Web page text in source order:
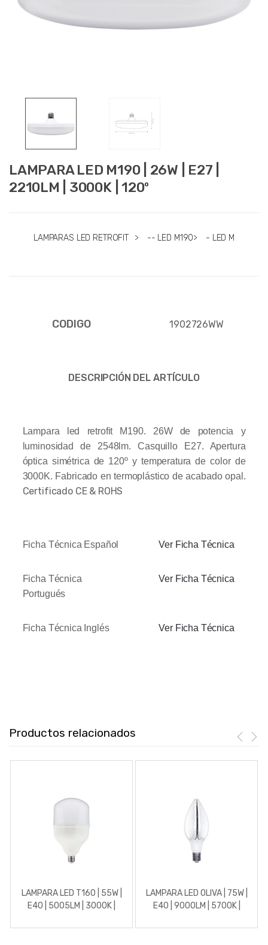
LAMPARA LED M190 | 26W | E27 |
2210LM | 3000K | 120º
LAMPARAS LED RETROFIT > -- LED M190> - LED M
CODIGO 1902726WW
DESCRIPCIÓN DEL ARTÍCULO
Lampara led retrofit M190. 26W de potencia y
luminosidad de 2548lm. Casquillo E27. Apertura
óptica simétrica de 120º y temperatura de color de
3000K. Fabricado en termoplástico de acabado opal.
Certificado CE & ROHS
Ficha Técnica Español Ver Ficha Técnica
Ficha Técnica
Portugués
Ver Ficha Técnica
Ficha Técnica Inglés Ver Ficha Técnica
Productos relacionados
LAMPARA LED T160 | 55W |
E40 | 5005LM | 3000K |
LAMPARA LED OLIVA | 75W |
E40 | 9000LM | 5700K |